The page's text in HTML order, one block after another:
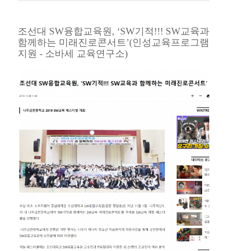
조선대 SW융합교육원, ‘SW기적!!! SW교육과
함께하는 미래진로콘서트’(인성교육프로그램
지원 - 소바세 교육연구소)